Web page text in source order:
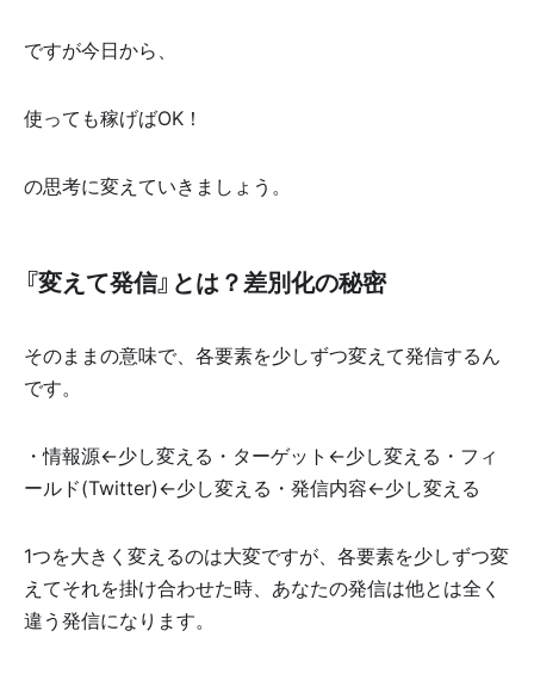
ですが今日から、
使っても稼げばOK！
の思考に変えていきましょう。
『変えて発信』とは？差別化の秘密
そのままの意味で、各要素を少しずつ変えて発信するん
です。
・情報源←少し変える・ターゲット←少し変える・フィ
ールド(Twitter)←少し変える・発信内容←少し変える
1つを大きく変えるのは大変ですが、各要素を少しずつ変
えてそれを掛け合わせた時、あなたの発信は他とは全く
違う発信になります。